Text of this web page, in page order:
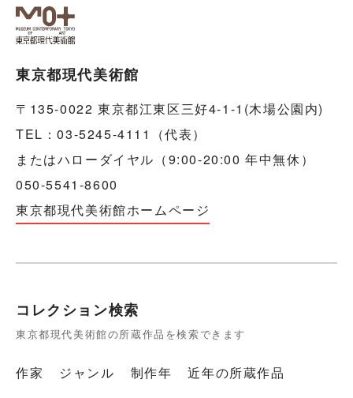
東京都現代美術館
〒135-0022 東京都江東区三好4-1-1(木場公園内)
TEL：03-5245-4111（代表）
またはハローダイヤル（9:00-20:00 年中無休）
050-5541-8600
東京都現代美術館ホームページ
コレクション検索
東京都現代美術館の所蔵作品を検索できます
作家 ジャンル 制作年
近年の所蔵作品